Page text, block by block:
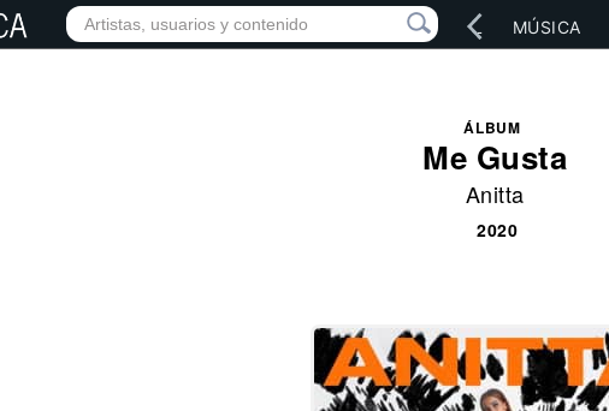
INICIO ARTISTAS RED SOCIAL MÚSICA
ÁLBUM
Me Gusta
Anitta
2020